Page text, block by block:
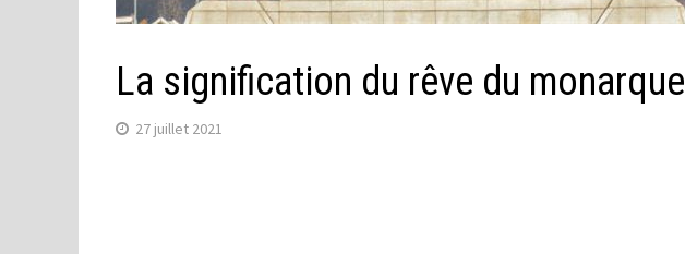
La signification du rêve du monarque
27 juillet 2021